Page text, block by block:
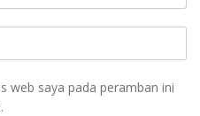
web saya pada peramban ini